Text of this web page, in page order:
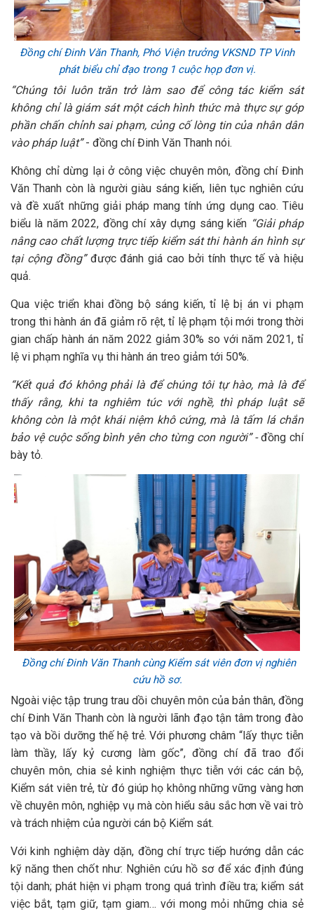
Đồng chí Đinh Văn Thanh, Phó Viện trưởng VKSND TP Vinh
phát biểu chỉ đạo trong 1 cuộc họp đơn vị.
“Chúng tôi luôn trăn trở làm sao để công tác kiểm sát
không chỉ là giám sát một cách hình thức mà thực sự góp
phần chấn chỉnh sai phạm, củng cố lòng tin của nhân dân
vào pháp luật”- đồng chí Đinh Văn Thanh nói.
Không chỉ dừng lại ở công việc chuyên môn, đồng chí Đinh
Văn Thanh còn là người giàu sáng kiến, liên tục nghiên cứu
và đề xuất những giải pháp mang tính ứng dụng cao. Tiêu
biểu là năm 2022, đồng chí xây dựng sáng kiến “Giải pháp
nâng cao chất lượng trực tiếp kiểm sát thi hành án hình sự
tại cộng đồng”được đánh giá cao bởi tính thực tế và hiệu
quả.
Qua việc triển khai đồng bộ sáng kiến, tỉ lệ bị án vi phạm
trong thi hành án đã giảm rõ rệt, tỉ lệ phạm tội mới trong thời
gian chấp hành án năm 2022 giảm 30% so với năm 2021, tỉ
lệ vi phạm nghĩa vụ thi hành án treo giảm tới 50%.
“Kết quả đó không phải là để chúng tôi tự hào, mà là để
thấy rằng, khi ta nghiêm túc với nghề, thì pháp luật sẽ
không còn là một khái niệm khô cứng, mà là tấm lá chắn
bảo vệ cuộc sống bình yên cho từng con người” -đồng chí
bày tỏ.
Đồng chí Đinh Văn Thanh cùng Kiểm sát viên đơn vị nghiên
cứu hồ sơ.
Ngoài việc tập trung trau dồi chuyên môn của bản thân, đồng
chí Đinh Văn Thanh còn là người lãnh đạo tận tâm trong đào
tạo và bồi dưỡng thế hệ trẻ. Với phương châm “lấy thực tiễn
làm thầy, lấy kỷ cương làm gốc”, đồng chí đã trao đổi
chuyên môn, chia sẻ kinh nghiệm thực tiễn với các cán bộ,
Kiểm sát viên trẻ, từ đó giúp họ không những vững vàng hơn
về chuyên môn, nghiệp vụ mà còn hiểu sâu sắc hơn về vai trò
và trách nhiệm của người cán bộ Kiểm sát.
Với kinh nghiệm dày dặn, đồng chí trực tiếp hướng dẫn các
kỹ năng then chốt như: Nghiên cứu hồ sơ để xác định đúng
tội danh; phát hiện vi phạm trong quá trình điều tra; kiểm sát
việc bắt, tạm giữ, tạm giam… với mong mỏi những chia sẻ